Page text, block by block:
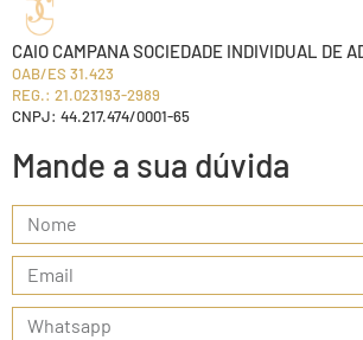
Mande a sua dúvida
CAIO CAMPANA SOCIEDADE INDIVIDUAL DE
OAB/ES 31.423
REG.: 21.023193-2989
CNPJ: 44.217.474/0001-65